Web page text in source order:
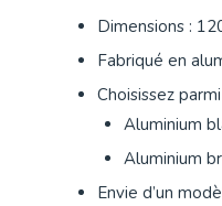
Dimensions :
Fabriqué en
Choisissez
Aluminium
Aluminium
Envie d’un